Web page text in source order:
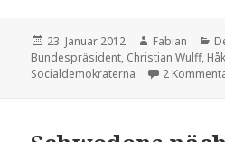
Veröffentlicht
am
23. Januar 2012 Autor
Fabian
Bundespräsident, Christian Wulff,
Socialdemokraterna
2